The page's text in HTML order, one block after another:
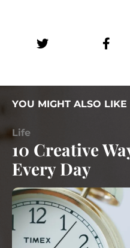
YOU MIGHT ALSO LIKE
Life
10 Creative
Every Day